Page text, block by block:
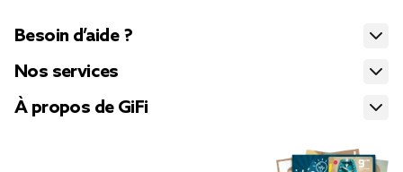
Besoin d’aide ?
Nos services
À propos de GiFi